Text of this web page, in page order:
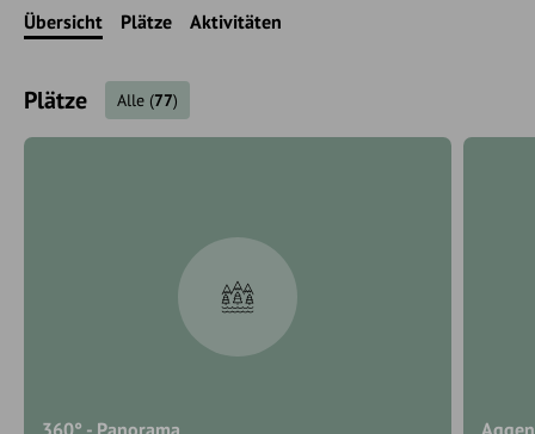
Übersicht Plätze Aktivitäten
Plätze Alle (77)
360° - Panorama